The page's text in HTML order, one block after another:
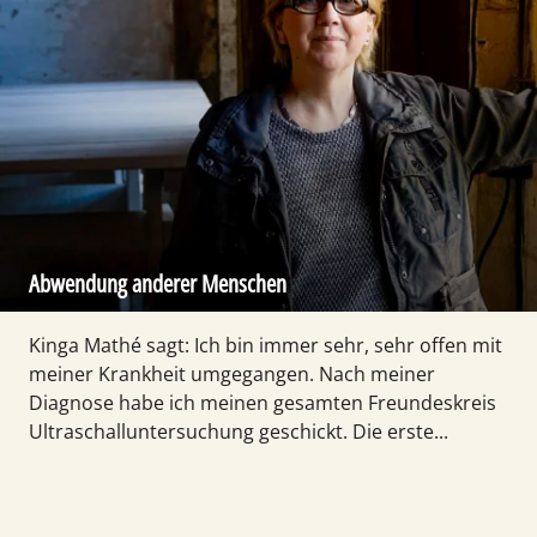
Abwendung anderer Menschen
Kinga Mathé sagt: Ich bin immer sehr, sehr offen mit
meiner Krankheit umgegangen. Nach meiner
Diagnose habe ich meinen gesamten Freundeskreis
Ultraschalluntersuchung geschickt. Die erste...